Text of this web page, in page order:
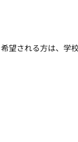
される方は、学